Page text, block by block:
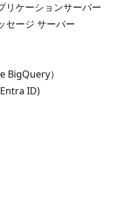
リケーションサーバー
セージ サーバー
BigQuery）
ID)